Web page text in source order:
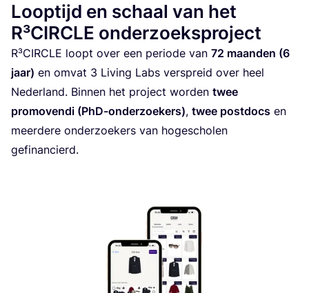
Looptijd en schaal van het
R³CIRCLE onderzoeksproject
R³CIR­CLE loopt over een peri­o­de van 72 maan­den (6
jaar) en omvat 3 Living Labs ver­spreid over heel
Neder­land. Bin­nen het pro­ject wor­den twee
pro­mo­ven­di (PhD-onder­zoe­kers), twee post­docs en
meer­de­re onder­zoe­kers van hoge­scho­len
gefinancierd.